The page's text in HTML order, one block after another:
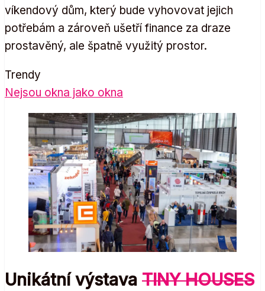
víkendový dům, který bude vyhovovat jejich
potřebám a zároveň ušetří finance za draze
prostavěný, ale špatně využitý prostor.
Trendy
Nejsou okna jako okna
Unikátní výstava TINY HOUSES